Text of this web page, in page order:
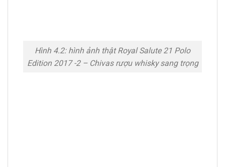
Hình 4.2: hình ảnh thật Royal Salute 21 Polo
Edition 2017 -2 – Chivas rượu whisky sang trọng